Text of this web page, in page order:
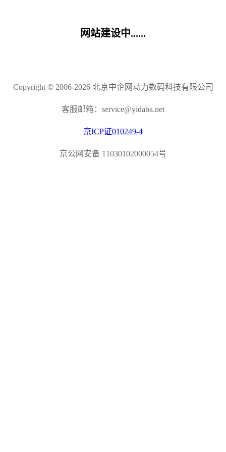
网站建设中......
Copyright © 2006-2026 北京中企网动力数码科技有限公司
客服邮箱：service@yidaba.net
京ICP证010249-4
京公网安备 11030102000054号